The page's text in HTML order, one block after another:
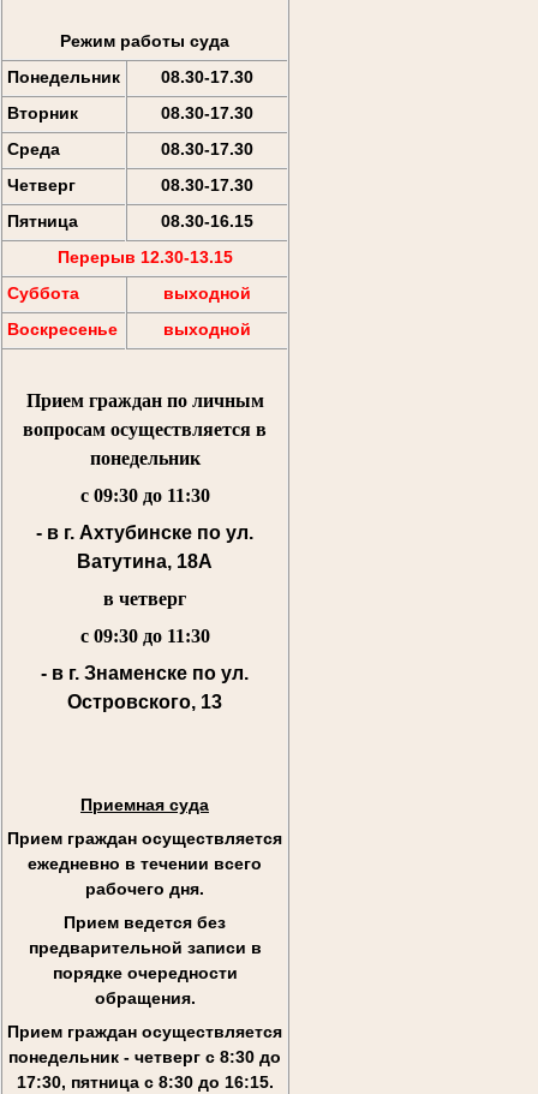
Режим работы суда
Понедельник
08.30-17.30
Вторник
08.30-17.30
Среда
08.30-17.30
Четверг
08.30-17.30
Пятница
08.30-16.15
Перерыв 12.30-13.15
Суббота
выходной
Воскресенье
выходной
Прием граждан по личным
вопросам осуществляется в
понедельник
с 09:30 до 11:30
- в г. Ахтубинске по ул.
Ватутина, 18А
в четверг
с 09:30 до 11:30
- в г. Знаменске по ул.
Островского, 13
Приемная суда
Прием граждан осуществляется
ежедневно в течении всего
рабочего дня.
Прием ведется без
предварительной записи в
порядке очередности
обращения.
Прием граждан осуществляется
понедельник - четверг с 8:30 до
17:30, пятница с 8:30 до 16:15.